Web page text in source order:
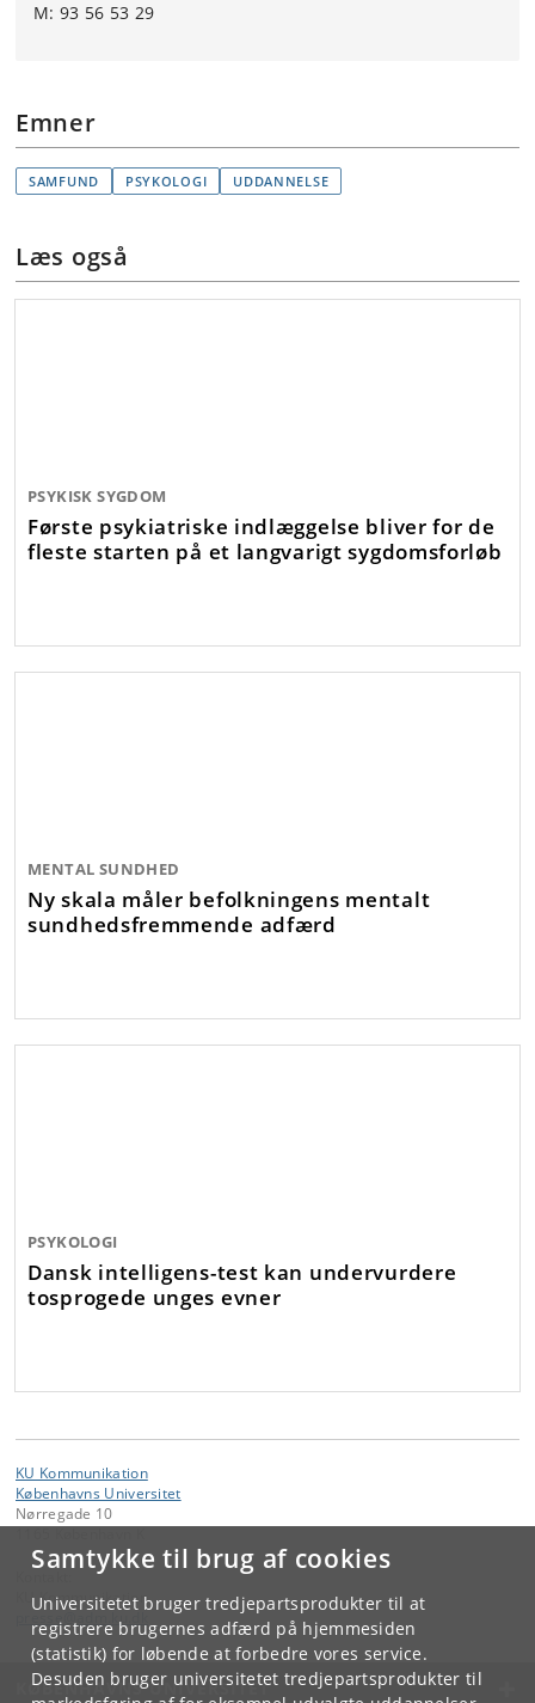
Samtykke til brug af cookies
Universitetet bruger tredjepartsprodukter til at
registrere brugernes adfærd på hjemmesiden
(statistik) for løbende at forbedre vores service.
Desuden bruger universitetet tredjepartsprodukter til
M: 93 56 53 29
Emner
SAMFUND PSYKOLOGI UDDANNELSE
Læs også
PSYKISK SYGDOM
Første psykiatriske indlæggelse bliver for de
fleste starten på et langvarigt sygdomsforløb
MENTAL SUNDHED
Ny skala måler befolkningens mentalt
sundhedsfremmende adfærd
PSYKOLOGI
Dansk intelligens-test kan undervurdere
tosprogede unges evner
KU Kommunikation
Københavns Universitet
Nørregade 10
KU Kommunikation
KØBENHAVNS UNIVERSITET